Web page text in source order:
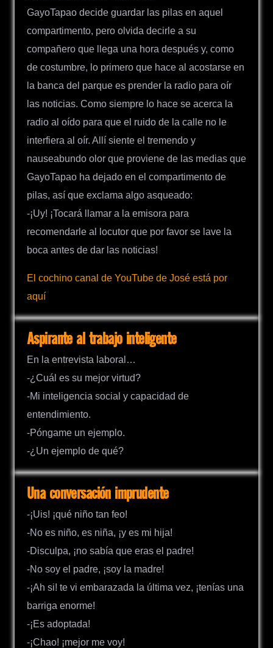
GayoTapao decide guardar las pilas en aquel
compartimento, pero olvida decirle a su
compañero que llega una hora después y, como
de costumbre, lo primero que hace al acostarse en
la banca del parque es prender la radio para oír
las noticias. Como siempre lo hace se acerca la
radio al oído para que el ruido de la calle no le
interfiera al oír. Allí siente el tremendo y
nauseabundo olor que proviene de las medias que
GayoTapao ha dejado en el compartimento de
pilas, así que exclama algo asqueado:
-¡Uy! ¡Tocará llamar a la emisora para
recomendarle al locutor que por favor se lave la
boca antes de dar las noticias!
El cochino canal de YouTube de José está por
aquí
Aspirante al trabajo inteligente
En la entrevista laboral…
-¿Cuál es su mejor virtud?
-Mi inteligencia social y capacidad de
entendimiento.
-Póngame un ejemplo.
-¿Un ejemplo de qué?
Una conversación imprudente
-¡Uis! ¡qué niño tan feo!
-No es niño, es niña, ¡y es mi hija!
-Disculpa, ¡no sabía que eras el padre!
-No soy el padre, ¡soy la madre!
-¡Ah si! te vi embarazada la última vez, ¡tenías una
barriga enorme!
-¡Es adoptada!
-¡Chao! ¡mejor me voy!